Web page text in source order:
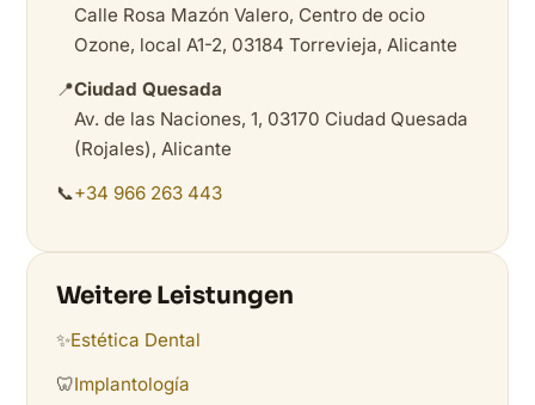
Calle Rosa Mazón Valero, Centro de ocio
Ozone, local A1-2, 03184 Torrevieja, Alicante
📍Ciudad Quesada
Av. de las Naciones, 1, 03170 Ciudad Quesada
(Rojales), Alicante
📞+34 966 263 443
Weitere Leistungen
✨Estética Dental
🦷Implantología